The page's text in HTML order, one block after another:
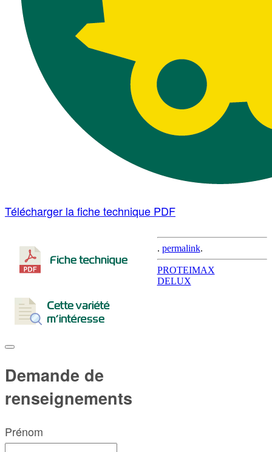
Télécharger la fiche technique PDF
Demande de
renseignements
Prénom
. permalink.
Post
PROTEIMAX
DELUX